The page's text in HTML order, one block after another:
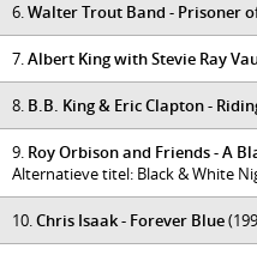
6.Walter Trout Band - Prisoner
7.Albert King with Stevie Ray
8. B.B. King & Eric Clapton -
9. Roy Orbison and Friends - A
Alternatieve titel: Black & White
10.Chris Isaak - Forever Blue